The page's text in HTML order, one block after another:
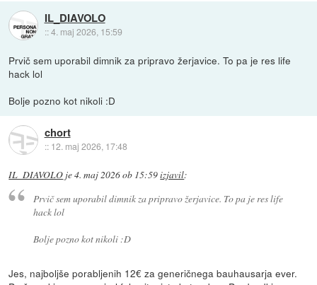
IL_DIAVOLO
::4. maj 2026, 15:59
Prvič sem uporabil dimnik za pripravo žerjavice. To pa je res life
hack lol
Bolje pozno kot nikoli :D
chort
:: 12. maj 2026, 17:48
IL_DIAVOLO je4. maj 2026 ob 15:59izjavil:
Prvič sem uporabil dimnik za pripravo žerjavice. To pa je res life
hack lol
Bolje pozno kot nikoli :D
Jes, najboljše porabljenih 12€ za generičnega bauhausarja ever.